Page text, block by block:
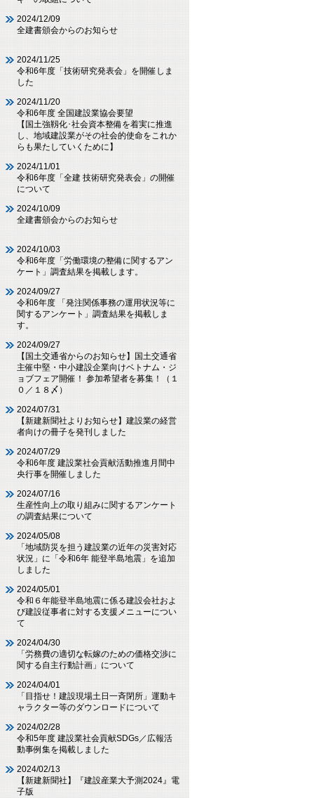
2024/12/09
全建書頒会からのお知らせ
2024/11/25
令和6年度「技術研究発表会」を開催しま
した
2024/11/20
令和6年度 全国建設業協会要望
【国土強靱化･社会資本整備を着実に推進
し、地域建設業がその社会的使命をこれか
らも果たしていくために】
2024/11/01
令和6年度「全建 技術研究発表会」の開催
について
2024/10/09
全建書頒会からのお知らせ
2024/10/03
令和6年度「労働環境の整備に関するアン
ケート」調査結果を掲載します。
2024/09/27
令和6年度 「発注関係事務の運用状況等に
関するアンケート」調査結果を掲載しま
す。
2024/09/27
【国土交通省からのお知らせ】国土交通省
主催中堅・中小建設企業向けベトナム・ジ
ョブフェア開催！ 参加希望者を募集！（１
０／１８〆）
2024/07/31
【新建新聞社よりお知らせ】建設業の経営
者向けの冊子を発刊しました
2024/07/29
令和6年度 建設業社会貢献活動推進月間中
央行事を開催しました
2024/07/16
生産性向上の取り組みに関するアンケート
の調査結果について
2024/05/08
「地域防災を担う建設業の近年の災害対応
状況」に「令和6年 能登半島地震」を追加
しました
2024/05/01
令和６年能登半島地震に係る建設会社およ
び建設従事者に対する支援メニューについ
て
2024/04/30
「労務費の適切な転嫁のための価格交渉に
関する自主行動計画」について
2024/04/01
「目指せ！建設現場土日一斉閉所」運動キ
ャラクター等のダウンロードについて
2024/02/28
令和5年度 建設業社会貢献SDGs／広報活
動事例集を掲載しました
2024/02/13
【新建新聞社】『建設産業大予測2024』電
子版